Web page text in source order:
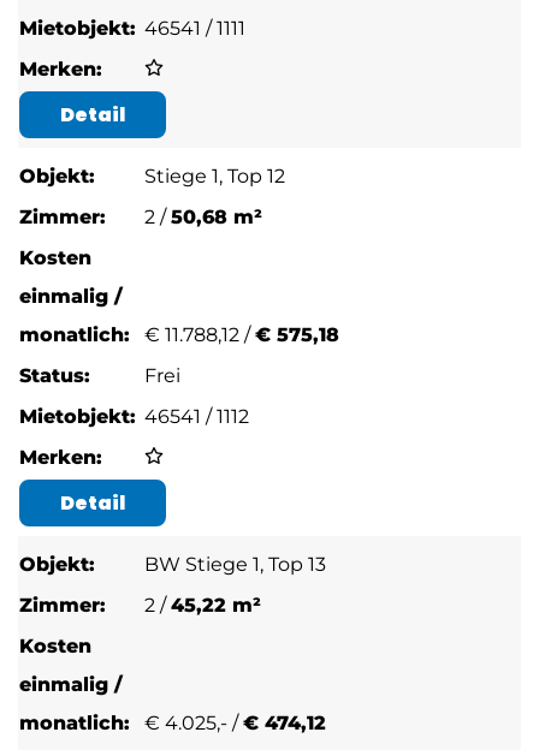
46541 / 1111
Detail
Stiege 1, Top 12
2 /50,68 m²
€ 11.788,12 /€ 575,18
Frei
46541 / 1112
Detail
BW Stiege 1, Top 13
2 /45,22 m²
€ 4.025,- /€ 474,12